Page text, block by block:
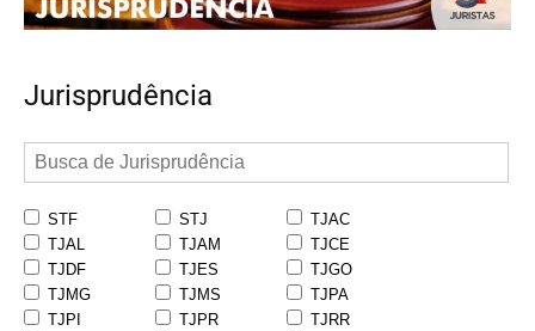
Jurisprudência
STF STJ
TJAC
TJAL
TJAM
TJCE
TJDF
TJES
TJGO
TJMG
TJMS
TJPA
TJPI
TJPR
TJRR